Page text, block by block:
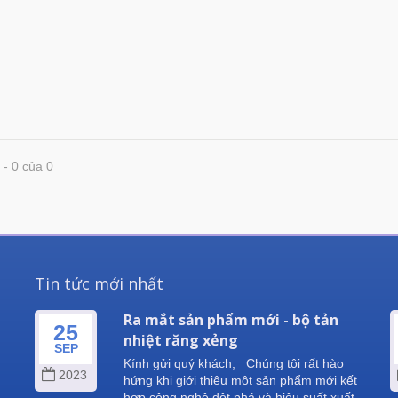
- 0 của 0
Tin tức mới nhất
25
SEP
2023
Ra mắt sản phẩm mới - bộ tản
nhiệt răng xẻng
Kính gửi quý khách, Chúng tôi rất hào
hứng khi giới thiệu một sản phẩm mới kết